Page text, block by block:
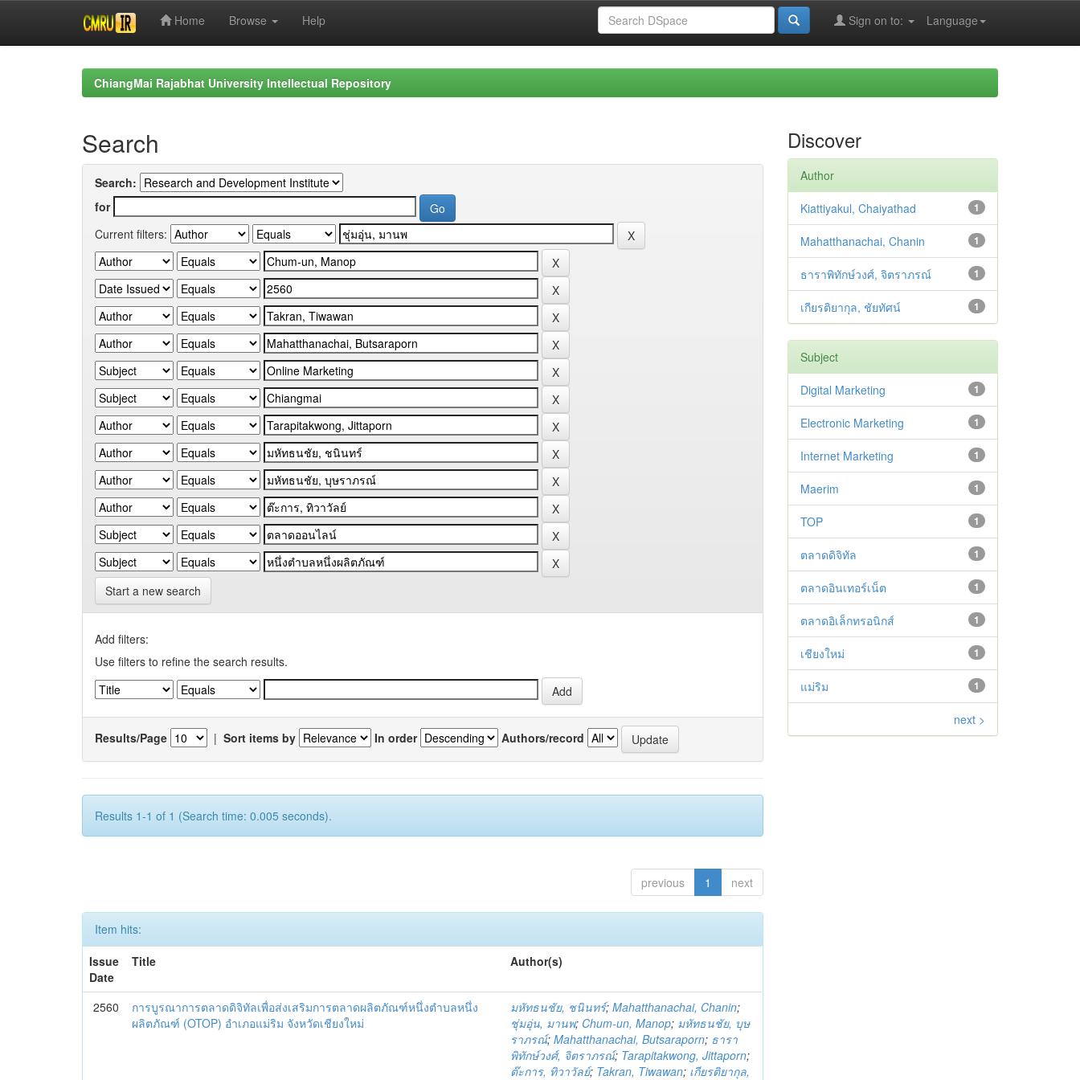
Home Browse Help Language
Sign on to:
ChiangMai Rajabhat University Intellectual Repository
Search
Search:
for
Current filters:
Start a new search
Add filters:
Use filters to refine the search results.
Results/Page | Sort items by In order Authors/record
Results 1-1 of 1 (Search time: 0.005 seconds).
previous 1 next
Item hits:
Issue
Date
Title Author(s)
2560
การบูรณาการตลาดดิจิทัลเพื่อส่งเสริมการตลาดผลิตภัณฑ์หนึ่งตำบลหนึ่ง
ผลิตภัณฑ์ (OTOP) อำเภอแม่ริม จังหวัดเชียงใหม่
มหัทธนชัย, ชนินทร์;Mahatthanachai, Chanin;
ชุ่มอุ่น, มานพ; Chum-un, Manop; มหัทธนชัย, บุษ
ราภรณ์;Mahatthanachai, Butsaraporn; ธารา
พิทักษ์วงศ์, จิตราภรณ์; Tarapitakwong, Jittaporn;
ต๊ะการ, ทิวาวัลย์; Takran, Tiwawan; เกียรติยากุล,
Discover
Author
1
Kiattiyakul, Chaiyathad
1
Mahatthanachai, Chanin
1
ธาราพิทักษ์วงศ์, จิตราภรณ์
1
เกียรติยากุล, ชัยทัศน์
Subject
1
Digital Marketing
1
Electronic Marketing
1
Internet Marketing
1
Maerim
1
TOP
1
ตลาดดิจิทัล
1
ตลาดอินเทอร์เน็ต
1
ตลาดอิเล็กทรอนิกส์
1
เชียงใหม่
1
แม่ริม
next >